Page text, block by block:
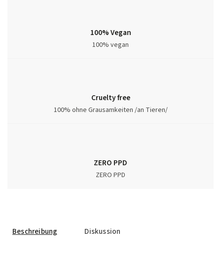
100% Vegan
100% vegan
Cruelty free
100% ohne Grausamkeiten /an Tieren/
ZERO PPD
ZERO PPD
Beschreibung Diskussion